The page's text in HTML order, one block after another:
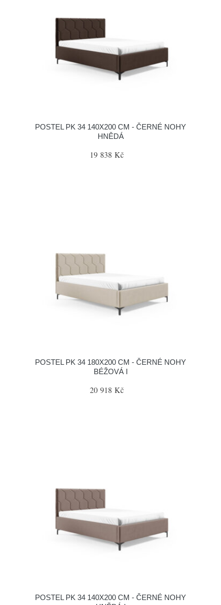
POSTEL PK 34 140X200 CM - ČERNÉ NOHY
HNĚDÁ
19 838 Kč
POSTEL PK 34 180X200 CM - ČERNÉ NOHY
BÉŽOVÁ I
20 918 Kč
POSTEL PK 34 140X200 CM - ČERNÉ NOHY